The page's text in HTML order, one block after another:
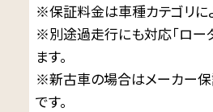
※保証料金は車種カテゴリに
※別途過走行にも対応「ロー
ます。
※新古車の場合はメーカー
です。